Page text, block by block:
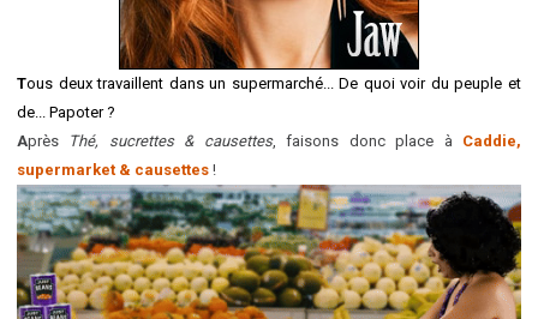
Tous deux travaillent dans un supermarché... De quoi voir du peuple et
de... Papoter ?
Après Thé, sucrettes & causettes, faisons donc place à Caddie,
supermarket & causettes !